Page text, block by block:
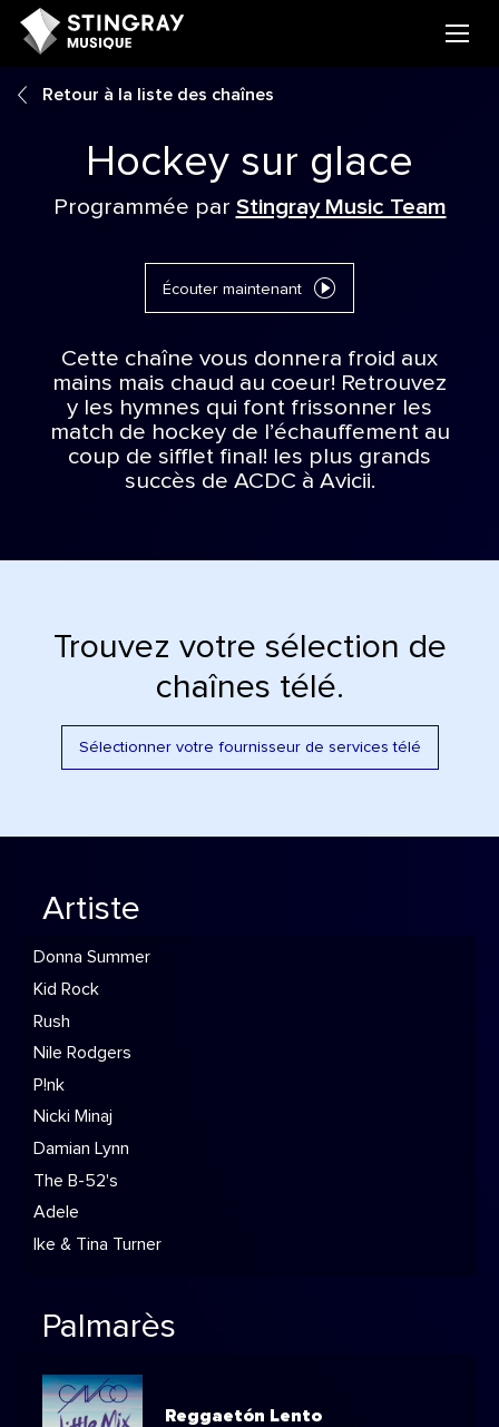
Retour à la liste des chaînes
Hockey sur glace
Programmée par Stingray Music Team
Écouter maintenant
Cette chaîne vous donnera froid aux
mains mais chaud au coeur! Retrouvez
y les hymnes qui font frissonner les
match de hockey de l’échauffement au
coup de sifflet final! les plus grands
succès de ACDC à Avicii.
Trouvez votre sélection de
chaînes télé.
Sélectionner votre fournisseur de services télé
Artiste
Donna Summer
Kid Rock
Rush
Nile Rodgers
P!nk
Nicki Minaj
Damian Lynn
The B-52's
Adele
Ike & Tina Turner
Palmarès
Reggaetón Lento